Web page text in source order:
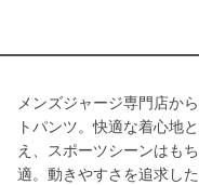
メンズジャージ専門店か
トパンツ。快適な着心地
え、スポーツシーンはも
適。動きやすさを追求し